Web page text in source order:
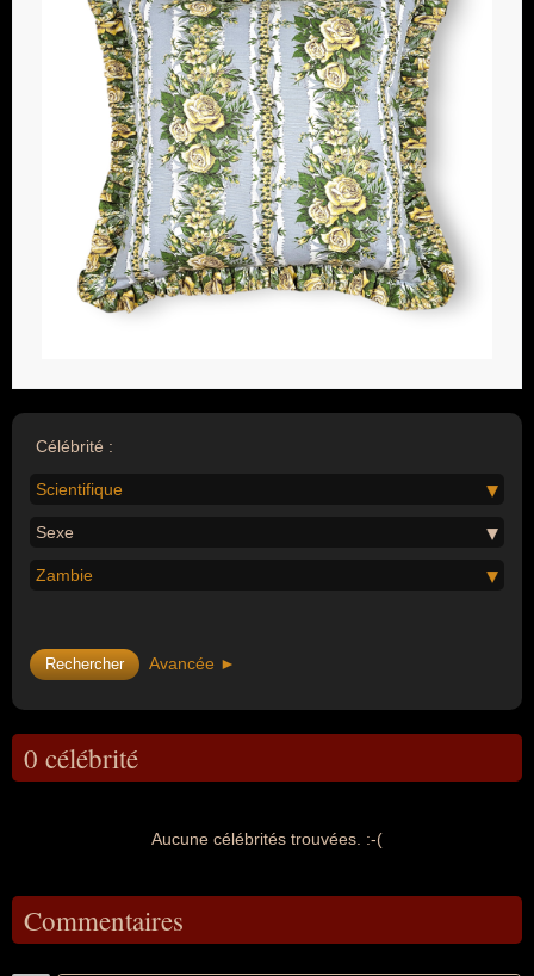
Célébrité :
Scientifique
Sexe
Zambie
Avancée ►
0 célébrité
Aucune célébrités trouvées. :-(
Commentaires